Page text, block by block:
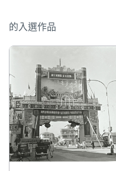
的入選作品